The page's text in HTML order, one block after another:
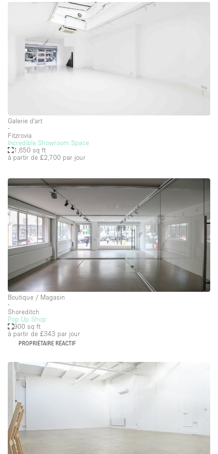
Galerie d'art
∙
Fitzrovia
Incredible Showroom Space
1,650 sq ft
à partir de £2,700 par jour
Boutique / Magasin
∙
Shoreditch
Pop Up Shop
900 sq ft
à partir de £343 par jour
PROPRIÉTAIRE RÉACTIF